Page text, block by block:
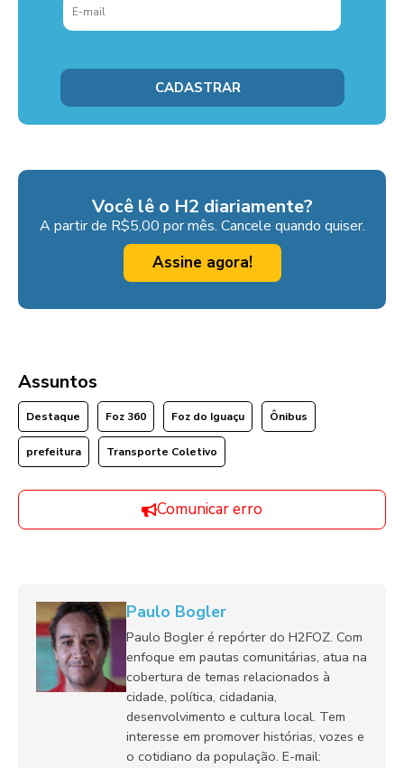
Você lê o H2 diariamente?
A partir de R$5,00 por mês. Cancele quando quiser.
Assine agora!
Assuntos
Destaque Foz 360 Foz do Iguaçu Ônibus
prefeitura Transporte Coletivo
Comunicar erro
Paulo Bogler
Paulo Bogler é repórter do H2FOZ. Com
enfoque em pautas comunitárias, atua na
cobertura de temas relacionados à
cidade, política, cidadania,
desenvolvimento e cultura local. Tem
interesse em promover histórias, vozes e
o cotidiano da população. E-mail: